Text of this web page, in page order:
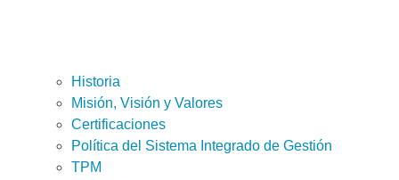
Historia
Misión, Visión y Valores
Certificaciones
Política del Sistema Integrado de Gestión
TPM